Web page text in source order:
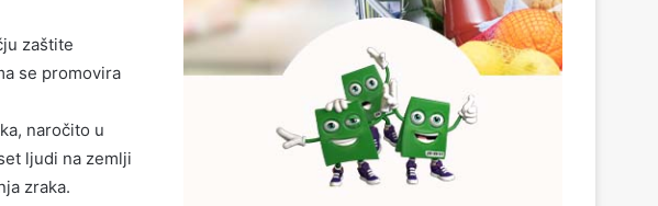
zaštite
se promovira
naročito u
ljudi na zemlji
zraka.